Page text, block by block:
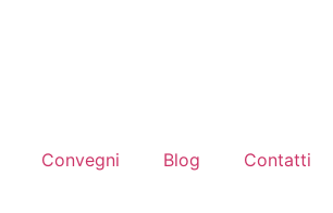
Convegni Blog Contatti